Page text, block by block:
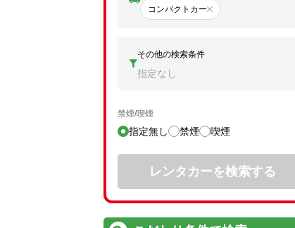
コンパクトカー
その他の検索条件
指定なし
禁煙/喫煙
指定無し 禁煙 喫煙
レンタカーを検索する